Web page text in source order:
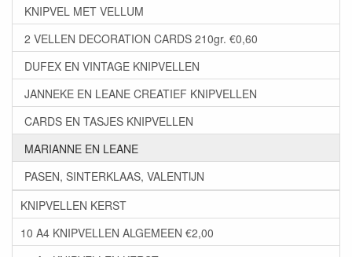
KNIPVEL MET VELLUM
2 VELLEN DECORATION CARDS 210gr. €0,60
DUFEX EN VINTAGE KNIPVELLEN
JANNEKE EN LEANE CREATIEF KNIPVELLEN
CARDS EN TASJES KNIPVELLEN
MARIANNE EN LEANE
PASEN, SINTERKLAAS, VALENTIJN
KNIPVELLEN KERST
10 A4 KNIPVELLEN ALGEMEEN €2,00